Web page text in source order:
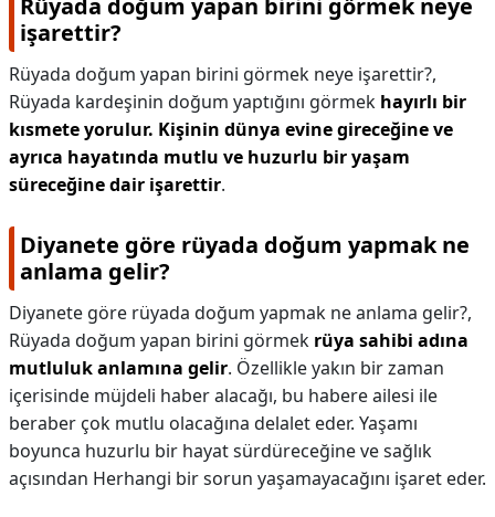
Rüyada doğum yapan birini görmek neye
işarettir?
Rüyada doğum yapan birini görmek neye işarettir?,
Rüyada kardeşinin doğum yaptığını görmek hayırlı bir
kısmete yorulur. Kişinin dünya evine gireceğine ve
ayrıca hayatında mutlu ve huzurlu bir yaşam
süreceğine dair işarettir.
Diyanete göre rüyada doğum yapmak ne
anlama gelir?
Diyanete göre rüyada doğum yapmak ne anlama gelir?,
Rüyada doğum yapan birini görmek rüya sahibi adına
mutluluk anlamına gelir. Özellikle yakın bir zaman
içerisinde müjdeli haber alacağı, bu habere ailesi ile
beraber çok mutlu olacağına delalet eder. Yaşamı
boyunca huzurlu bir hayat sürdüreceğine ve sağlık
açısından Herhangi bir sorun yaşamayacağını işaret eder.